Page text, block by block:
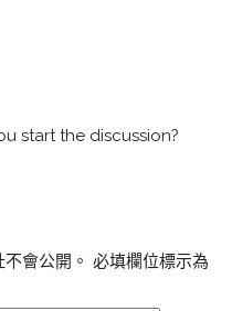
start the discussion?
會公開。 必填欄位標示為